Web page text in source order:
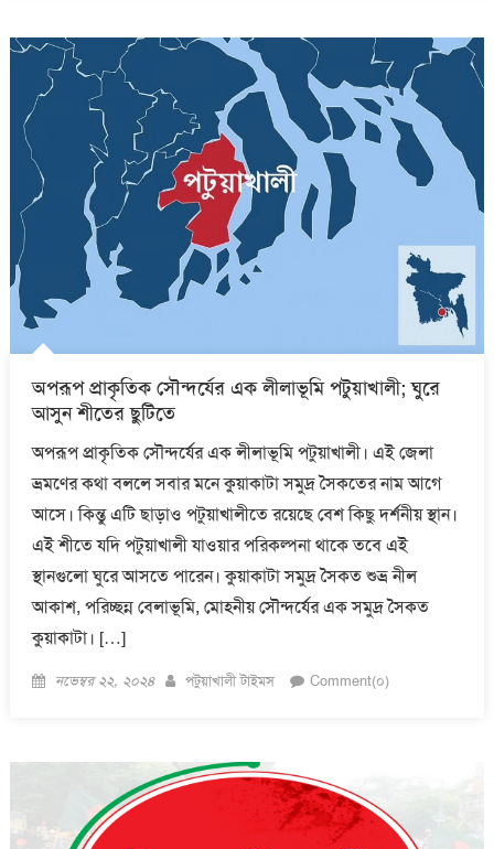
অপরূপ প্রাকৃতিক সৌন্দর্যের এক লীলাভূমি পটুয়াখালী; ঘুরে
আসুন শীতের ছুটিতে
অপরূপ প্রাকৃতিক সৌন্দর্যের এক লীলাভূমি পটুয়াখালী। এই জেলা
ভ্রমণের কথা বললে সবার মনে কুয়াকাটা সমুদ্র সৈকতের নাম আগে
আসে। কিন্তু এটি ছাড়াও পটুয়াখালীতে রয়েছে বেশ কিছু দর্শনীয় স্থান।
এই শীতে যদি পটুয়াখালী যাওয়ার পরিকল্পনা থাকে তবে এই
স্থানগুলো ঘুরে আসতে পারেন। কুয়াকাটা সমুদ্র সৈকত শুভ্র নীল
আকাশ, পরিচ্ছন্ন বেলাভূমি, মোহনীয় সৌন্দর্যের এক সমুদ্র সৈকত
কুয়াকাটা। […]
Posted
নভেম্বর ২২, ২০২৪ Author
পটুয়াখালী টাইমস Comment(০)